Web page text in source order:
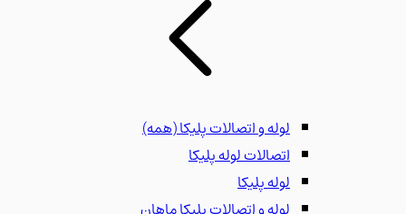
لوله و اتصالات پلیکا(همه)
اتصالات لوله پلیکا
لوله پلیکا